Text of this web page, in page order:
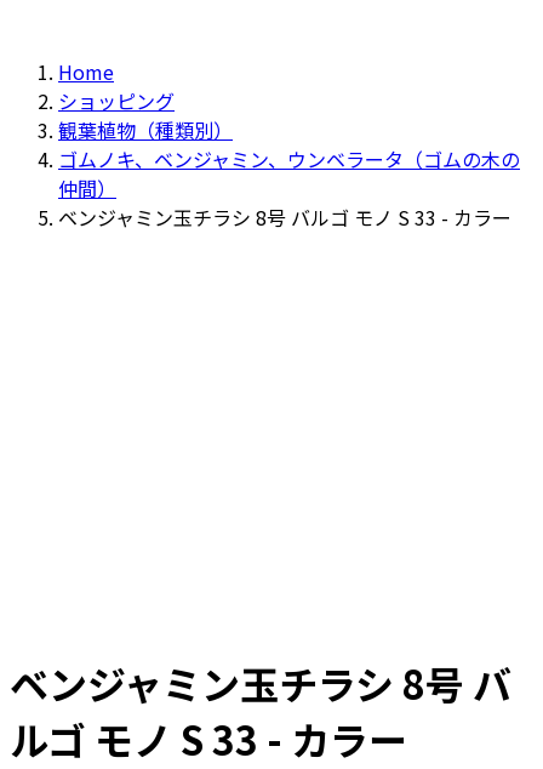
Home
ショッピング
観葉植物（種類別）
ゴムノキ、ベンジャミン、ウンベラータ（ゴムの木の
仲間）
ベンジャミン玉チラシ 8号 バルゴ モノ S 33 - カラー
ベンジャミン玉チラシ 8号 バ
ルゴ モノ S 33 - カラー